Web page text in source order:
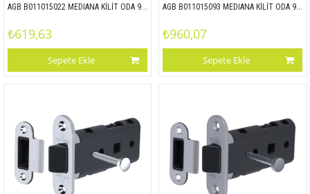
AGB B011015022 MEDIANA KİLİT ODA 90x50 BRONZ
₺619,63
Sepete Ekle
AGB B011015093 MEDIANA KİLİT ODA 90x50 MAT SİYAH
₺960,07
Sepete Ekle